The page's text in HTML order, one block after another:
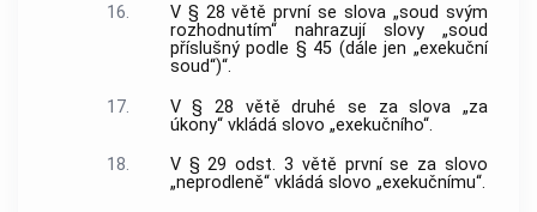
16.
V § 28 větě první se slova „soud svým
rozhodnutím“ nahrazují slovy „soud
příslušný podle § 45 (dále jen „exekuční
soud“)“.
17.
V § 28 větě druhé se za slova „za
úkony“ vkládá slovo „exekučního“.
18.
V § 29 odst. 3 větě první se za slovo
„neprodleně“ vkládá slovo „exekučnímu“.